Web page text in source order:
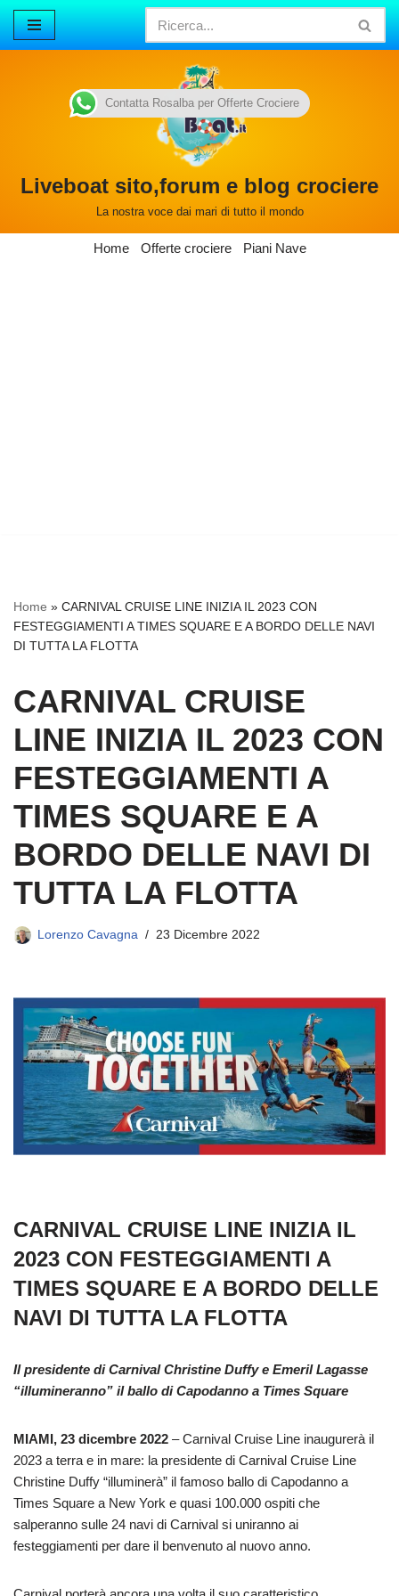
Vai
Liveboat sito,forum e blog crociere
La nostra voce dai mari di tutto il mondo
Home Offerte crociere Piani Nave
Home » CARNIVAL CRUISE LINE INIZIA IL 2023 CON
FESTEGGIAMENTI A TIMES SQUARE E A BORDO DELLE NAVI
DI TUTTA LA FLOTTA
CARNIVAL CRUISE
LINE INIZIA IL 2023 CON
FESTEGGIAMENTI A
TIMES SQUARE E A
BORDO DELLE NAVI DI
TUTTA LA FLOTTA
Lorenzo Cavagna 23 Dicembre 2022
CARNIVAL CRUISE LINE INIZIA IL
2023 CON FESTEGGIAMENTI A
TIMES SQUARE E A BORDO DELLE
NAVI DI TUTTA LA FLOTTA
Il presidente di Carnival Christine Duffy e Emeril Lagasse
“illumineranno” il ballo di Capodanno a Times Square
MIAMI, 23 dicembre 2022 – Carnival Cruise Line inaugurerà il
2023 a terra e in mare: la presidente di Carnival Cruise Line
Christine Duffy “illuminerà” il famoso ballo di Capodanno a
Times Square a New York e quasi 100.000 ospiti che
salperanno sulle 24 navi di Carnival si uniranno ai
festeggiamenti per dare il benvenuto al nuovo anno.
Contatta Rosalba per Offerte Crociere